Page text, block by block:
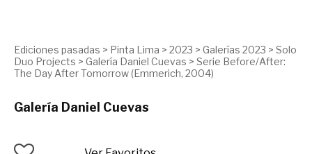
Ediciones pasadas > Pinta Lima > 2023 > Galerías 2023 > Solo
Duo Projects > Galería Daniel Cuevas > Serie Before/After:
The Day After Tomorrow (Emmerich, 2004)
Galería Daniel Cuevas